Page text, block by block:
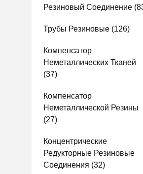
Резиновый Соединение
Трубы Резиновые (126)
Компенсатор
Неметаллических Тканей
(37)
Компенсатор
Неметаллической Резины
(27)
Концентрические
Редукторные Резиновые
Соединения (32)